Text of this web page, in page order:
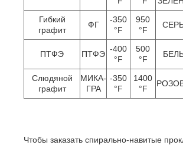
Гибкий
графит
ФГ
-350
°F
950
°F
ПТФЭ ПТФЭ
-400
°F
500
°F
Слюдяной
графит
МИКА-
ГРА
-350
°F
1400
°F
Чтобы заказать спирально-навитые